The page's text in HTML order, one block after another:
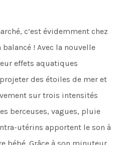
c’est évidemment chez
! Avec la nouvelle
effets aquatiques
des étoiles de mer et
sur trois intensités
berceuses, vagues, pluie
utérins apportent le son à